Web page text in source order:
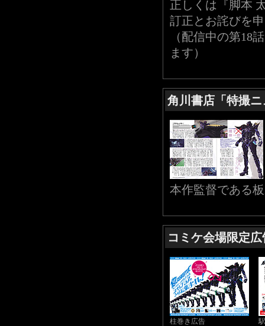
正しくは『脚本
訂正とお詫びを
（配信中の第18
ます）
角川書店「特撮
本作監督である
コミケ会場限定
柱巻き広告